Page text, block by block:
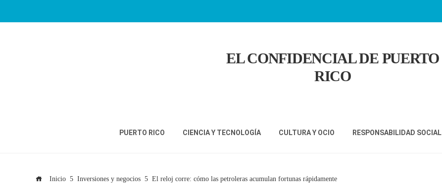
EL CONFIDENCIAL DE PUERTO
RICO
PUERTO RICO CIENCIA Y TECNOLOGÍA CULTURA Y OCIO RESPONSABILIDAD SOCIAL
Inicio Inversiones y negocios El reloj corre: cómo las petroleras acumulan fortunas rápidamente